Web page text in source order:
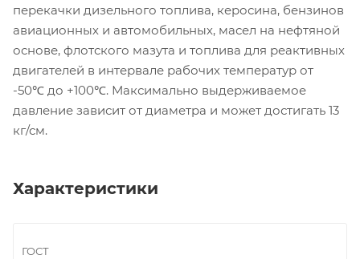
перекачки дизельного топлива, керосина, бензинов
авиационных и автомобильных, масел на нефтяной
основе, флотского мазута и топлива для реактивных
двигателей в интервале рабочих температур от
-50℃ до +100℃. Максимально выдерживаемое
давление зависит от диаметра и может достигать 13
кг/см.
Характеристики
ГОСТ